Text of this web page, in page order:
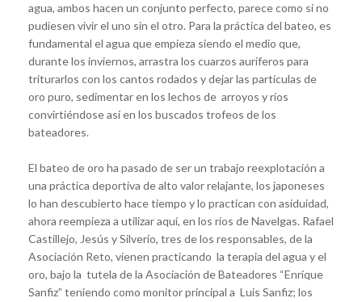
agua, ambos hacen un conjunto perfecto, parece como si no
pudiesen vivir el uno sin el otro. Para la práctica del bateo, es
fundamental el agua que empieza siendo el medio que,
durante los inviernos, arrastra los cuarzos auríferos para
triturarlos con los cantos rodados y dejar las partículas de
oro puro, sedimentar en los lechos de arroyos y ríos
convirtiéndose así en los buscados trofeos de los
bateadores.
El bateo de oro ha pasado de ser un trabajo reexplotación a
una práctica deportiva de alto valor relajante, los japoneses
lo han descubierto hace tiempo y lo practican con asiduidad,
ahora reempieza a utilizar aquí, en los ríos de Navelgas. Rafael
Castillejo, Jesús y Silverio, tres de los responsables, de la
Asociación Reto, vienen practicando la terapia del agua y el
oro, bajo la tutela de la Asociación de Bateadores “Enrique
Sanfiz” teniendo como monitor principal a Luis Sanfiz; los